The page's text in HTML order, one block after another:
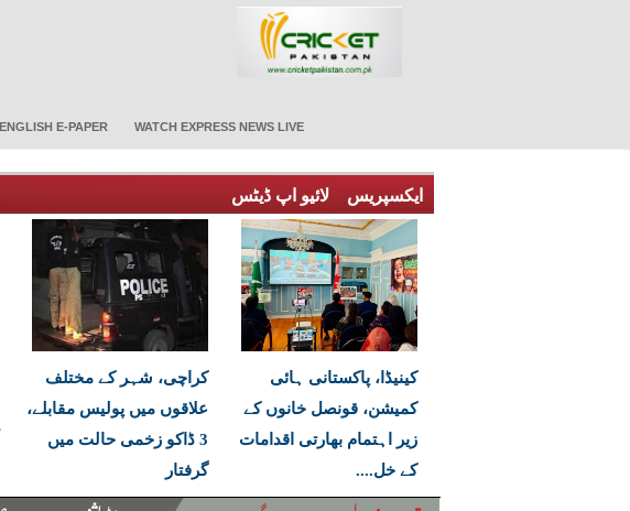
ENGLISH E-PAPER WATCH EXPRESS NEWS LIVE
ایکسپریس لائیو اپ ڈیٹس
کینیڈا، پاکستانی ہائی
کمیشن، قونصل خانوں کے
زیر اہتمام بھارتی اقدامات
کے خل....
کراچی، شہر کے مختلف
علاقوں میں پولیس مقابلے،
3 ڈاکو زخمی حالت میں
گرفتار